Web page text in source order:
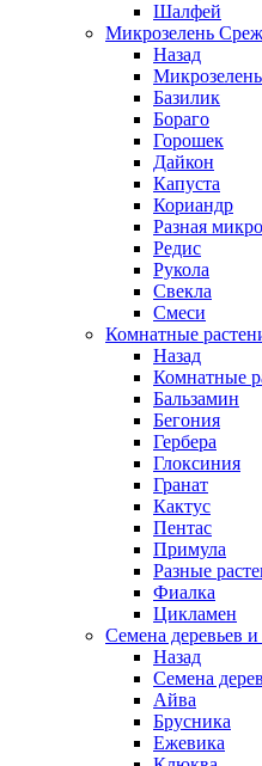
Шалфей
Микрозелень
Назад
Базилик
Бораго
Горошек
Дайкон
Капуста
Кориандр
Разная
Редис
Рукола
Свекла
Смеси
Комнатные
Назад
Комнатные
Бальзамин
Бегония
Гербера
Глоксиния
Гранат
Кактус
Пентас
Примула
Разные
Фиалка
Цикламен
Семена деревьев и
Назад
Семена
Айва
Брусника
Ежевика